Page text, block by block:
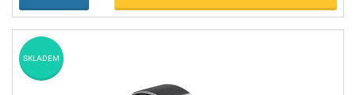
SKLADEM